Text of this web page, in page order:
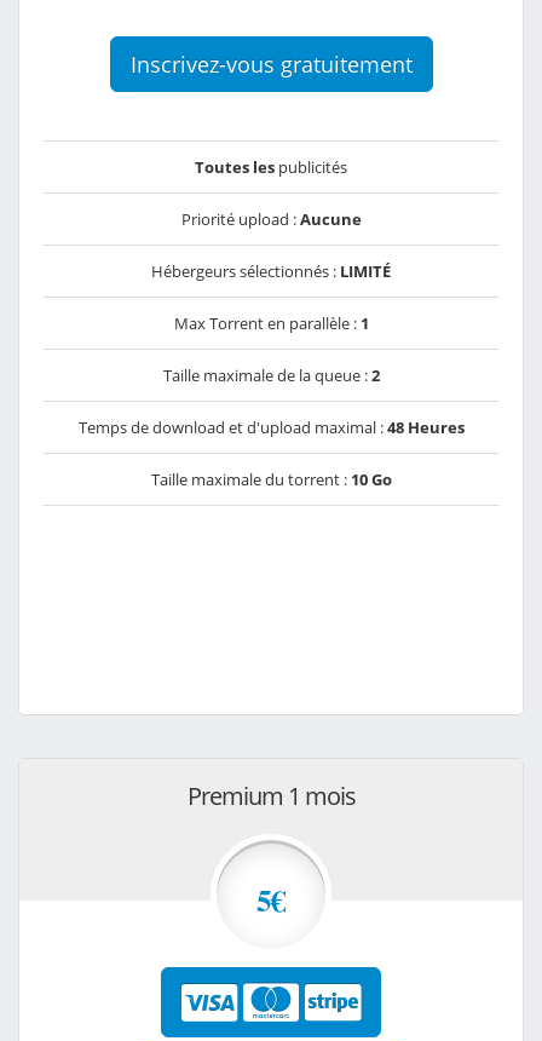
Inscrivez-vous gratuitement
Toutes les publicités
Priorité upload :Aucune
Hébergeurs sélectionnés : LIMITÉ
Max Torrent en parallèle : 1
Taille maximale de la queue :2
Temps de download et d'upload maximal :48 Heures
Taille maximale du torrent : 10 Go
Premium 1 mois
5€